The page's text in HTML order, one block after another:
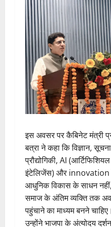
इस अवसर पर कैबिनेट मंत्री
बत्रा ने कहा कि विज्ञान, सूचना
प्रौद्योगिकी, AI (आर्टिफिशियल
इंटेलिजेंस) और
आधुनिक विकास के साधन
समाज के अंतिम व्यक्ति तक
पहुंचाने का माध्यम बनने चाहिए।
उन्होंने भाजपा के अंत्योदय